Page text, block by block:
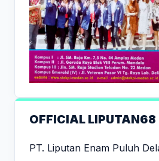
OFFICIAL LIPUTAN68
PT. Liputan Enam Puluh